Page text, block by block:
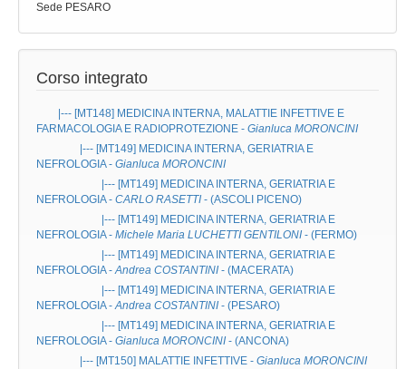
Sede PESARO
Corso integrato
|--- [MT148] MEDICINA INTERNA, MALATTIE INFETTIVE E
FARMACOLOGIA E RADIOPROTEZIONE - Gianluca MORONCINI
|--- [MT149] MEDICINA INTERNA, GERIATRIA E
NEFROLOGIA- Gianluca MORONCINI
|--- [MT149] MEDICINA INTERNA, GERIATRIA E
NEFROLOGIA- CARLO RASETTI - (ASCOLI PICENO)
|--- [MT149] MEDICINA INTERNA, GERIATRIA E
NEFROLOGIA- Michele Maria LUCHETTI GENTILONI- (FERMO)
|--- [MT149] MEDICINA INTERNA, GERIATRIA E
NEFROLOGIA-Andrea COSTANTINI - (MACERATA)
|--- [MT149] MEDICINA INTERNA, GERIATRIA E
NEFROLOGIA-Andrea COSTANTINI - (PESARO)
|--- [MT149] MEDICINA INTERNA, GERIATRIA E
NEFROLOGIA- Gianluca MORONCINI - (ANCONA)
|--- [MT150] MALATTIE INFETTIVE - Gianluca MORONCINI